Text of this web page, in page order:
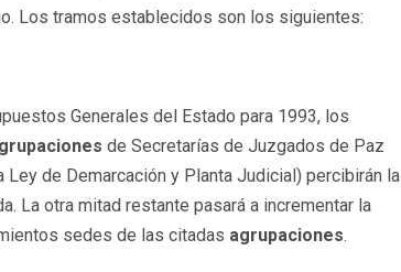
Los tramos establecidos son los siguientes:
Generales del Estado para 1993, los
de Secretarías de Juzgados de Paz
Ley de Demarcación y Planta Judicial) percibirán la
La otra mitad restante pasará a incrementar la
sedes de las citadas agrupaciones.